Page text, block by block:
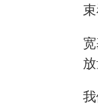
束